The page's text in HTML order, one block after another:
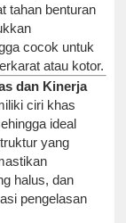
tahan benturan
cocok untuk
atau kotor.
dan Kinerja
ciri khas
ideal
yang
halus, dan
pengelasan